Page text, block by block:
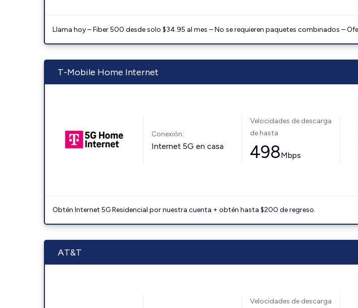
Llama hoy – Fiber 500 desde solo $34.95 al mes – No se requieren paquetes combinados –
T-Mobile Home Internet
Conexión:
Internet 5G en casa
Velocidades de descarga
de hasta
498Mbps
Obtén Internet 5G Residencial por nuestra cuenta + obtén hasta $200 de regreso.
AT&T
Velocidades de descarga